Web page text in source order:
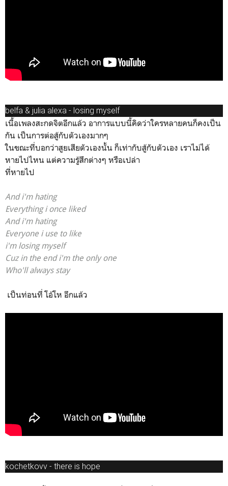
belfa & julia alexa - losing myself
เนื้อเพลงสะกดจิตอีกแล้ว อาการแบบนี้คิดว่าใครหลายคนก็คงเป็น
กัน เป็นการต่อสู้กับตัวเองมากๆ
ในขณะที่บอกว่าสูยเสียตัวเองนั้น ก็เท่ากับสู้กับตัวเอง เราไม่ได้
หายไปไหน แต่ความรู้สึกต่างๆ หรือเปล่า
ที่หายไป
And i'm hating
Everything i once liked
And i'm hating
Everyone i use to like
i'm losing myself
Cuz in the end i'm the only one
Who'll always stay
เป็นท่อนที่ โอ้โห อีกแล้ว
kochetkovv - there is hope